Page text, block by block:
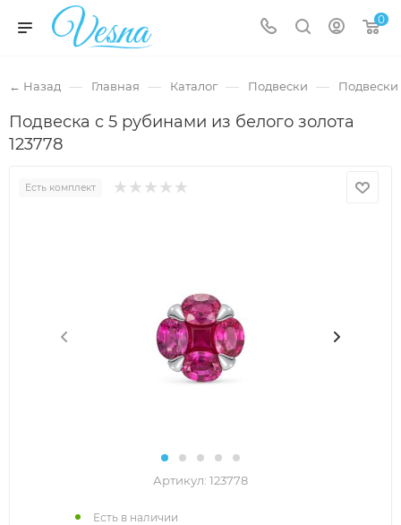
0
← Назад — Главная — Каталог — Подвески — Подвески
Подвеска с 5 рубинами из белого золота
123778
Есть комплект
Артикул: 123778
Есть в наличии